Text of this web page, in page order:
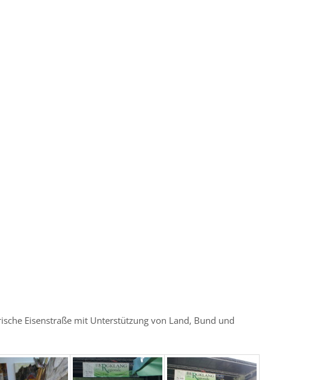
Eisenstraße mit Unterstützung von Land, Bund und